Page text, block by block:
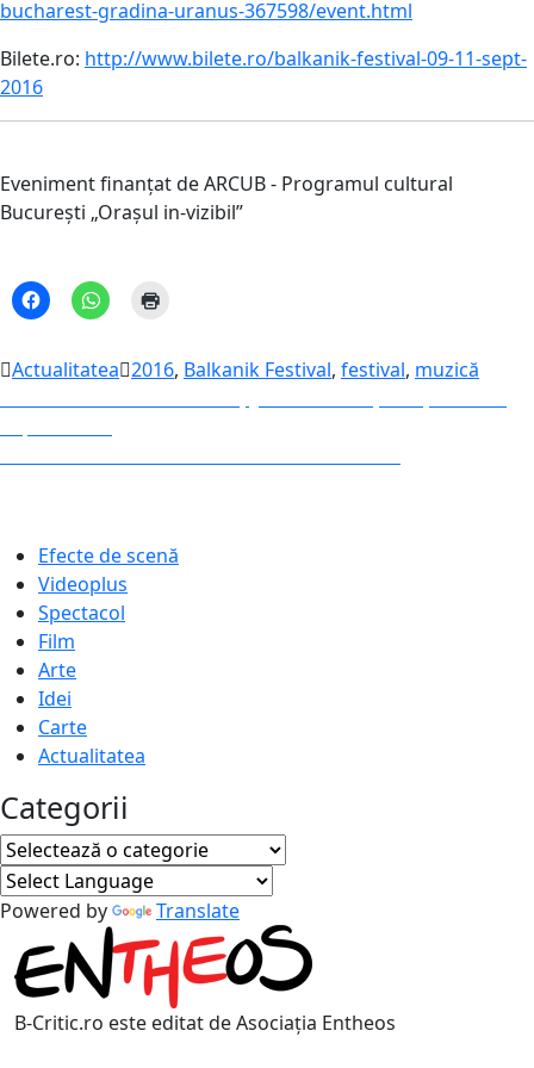
bucharest-gradina-uranus-367598/event.html
Bilete.ro: http://www.bilete.ro/balkanik-festival-09-11-sept-
2016
Eveniment finanțat de ARCUB - Programul cultural
București „Orașul in-vizibil”
Actualitatea 2016, Balkanik Festival, festival, muzică
Navigare
în
articole
Efecte de scenă
Videoplus
Spectacol
Film
Arte
Idei
Carte
Actualitatea
Categorii
Categorii
Powered by Translate
B-Critic.ro este editat de Asociația Entheos